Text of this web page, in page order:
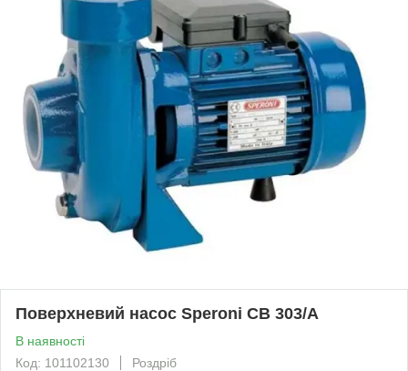
Поверхневий насос Speroni CB 303/A
В наявності
Код: 101102130
Роздріб